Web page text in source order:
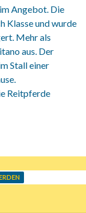
Angebot. Die
Klasse und wurde
Mehr als
aus. Der
Stall einer
Reitpferde